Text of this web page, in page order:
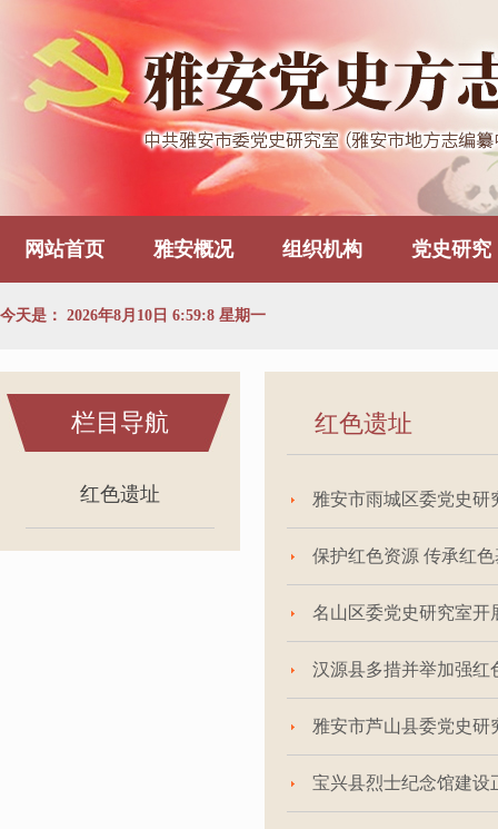
网站首页 雅安概况 组织机构 党史研究
今天是： 2026年8月10日 6:59:9 星期一
栏目导航
红色遗址
红色遗址
雅安市雨城区委党史
保护红色资源 传承红
名山区委党史研究室开
汉源县多措并举加强红
雅安市芦山县委党史
宝兴县烈士纪念馆建设